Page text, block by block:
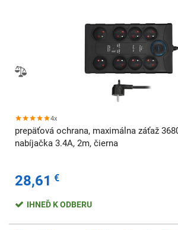
4x
prepäťová ochrana, maximálna záťaž
nabíjačka 3.4A, 2m, čierna
28,61 €
IHNEĎ K ODBERU